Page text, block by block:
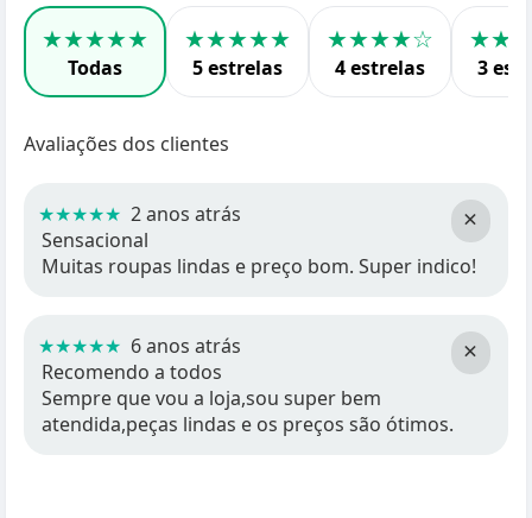
★★★★★
Todas
★★★★★
5 estrelas
★★★★☆
4 estrelas 3
Avaliações dos clientes
×
★★★★★ 2 anos atrás
Sensacional
Muitas roupas lindas e preço bom. Super indico!
×
★★★★★ 6 anos atrás
Recomendo a todos
Sempre que vou a loja,sou super bem
atendida,peças lindas e os preços são ótimos.